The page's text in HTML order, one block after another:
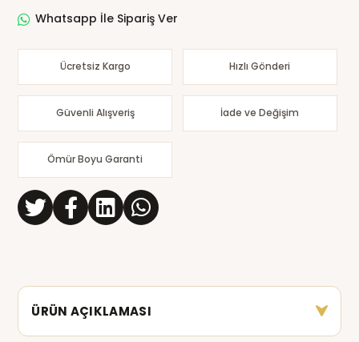
Whatsapp İle Sipariş Ver
Ücretsiz Kargo Hızlı Gönderi
Güvenli Alışveriş İade ve Değişim
Ömür Boyu Garanti
ÜRÜN AÇIKLAMASI